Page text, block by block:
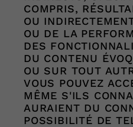
COMPRIS,
OU
OU DE LA
DES
DU CONTENU
OU SUR TOUT
VOUS POUVEZ
MÊME S'ILS
AURAIENT DU
POSSIBILITÉ DE